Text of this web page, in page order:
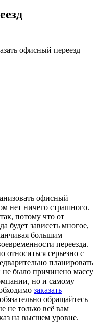
офисный переезд
офисный
нет ничего страшного.
потому что от
будет зависеть многое,
большим
переезда.
серьезно с
планировать
не было причинено массу
но и самому
заказать
обращайтесь
не только всё вам
на высшем уровне.